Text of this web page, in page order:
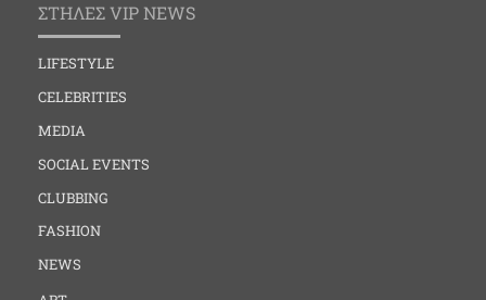
ΣΤΗΛΕΣ VIP NEWS
LIFESTYLE
CELEBRITIES
MEDIA
SOCIAL EVENTS
CLUBBING
FASHION
NEWS